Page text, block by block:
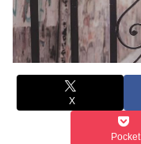
X
Pocket